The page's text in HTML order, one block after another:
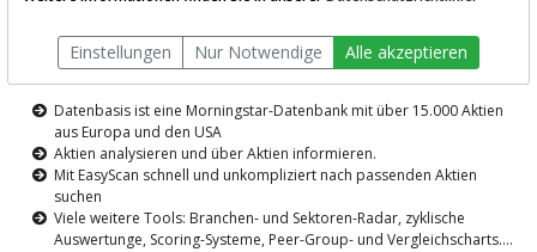
Die Aktienanalyse-Plattform von
TraderFox
Datenbasis ist eine Morningstar-Datenbank mit über 15.000 Aktien
aus Europa und den USA
Aktien analysieren und über Aktien informieren.
Mit EasyScan schnell und unkompliziert nach passenden Aktien
suchen
Viele weitere Tools: Branchen- und Sektoren-Radar, zyklische
Auswertunge, Scoring-Systeme, Peer-Group- und Vergleichscharts....
Einstellungen Nur Notwendige Alle akzeptieren